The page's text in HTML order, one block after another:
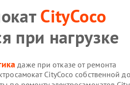
CityCoco
при нагрузке
даже при отказе от ремонта
CityCoco собственной